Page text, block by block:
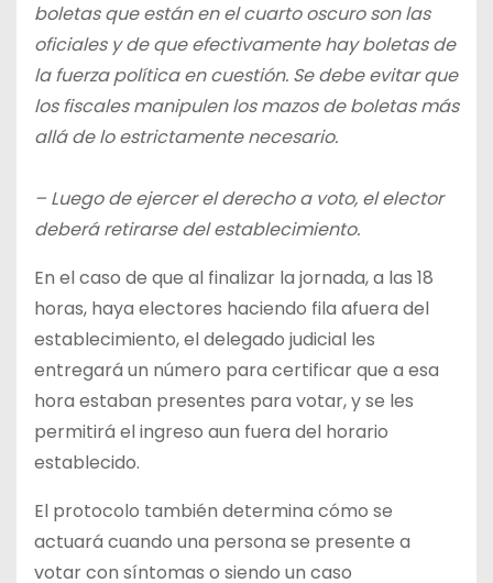
boletas que están en el cuarto oscuro son las
oficiales y de que efectivamente hay boletas de
la fuerza política en cuestión. Se debe evitar que
los fiscales manipulen los mazos de boletas más
allá de lo estrictamente necesario.
– Luego de ejercer el derecho a voto, el elector
deberá retirarse del establecimiento.
En el caso de que al finalizar la jornada, a las 18
horas, haya electores haciendo fila afuera del
establecimiento, el delegado judicial les
entregará un número para certificar que a esa
hora estaban presentes para votar, y se les
permitirá el ingreso aun fuera del horario
establecido.
El protocolo también determina cómo se
actuará cuando una persona se presente a
votar con síntomas o siendo un caso